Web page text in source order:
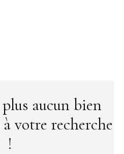
aucun bien
votre recherche
!